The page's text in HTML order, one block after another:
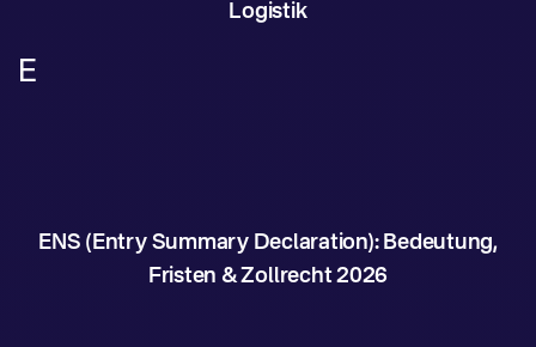
Logistik
E
ENS (Entry Summary Declaration): Bedeutung,
Fristen & Zollrecht 2026